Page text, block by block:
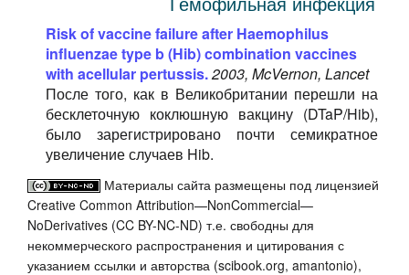
Risk of vaccine failure after Haemophilus
influenzae type b (Hib) combination vaccines
with acellular pertussis.2003, McVernon, Lancet
После того, как в Великобритании перешли на
бесклеточную коклюшную вакцину (DTaP/Hib),
было зарегистрировано почти семикратное
увеличение случаев Hib.
Материалы сайта размещены под лицензией
Creative Common Attribution—NonCommercial—
NoDerivatives (CC BY-NC-ND) т.е. свободны для
некоммерческого распространения и цитирования с
указанием ссылки и авторства (scibook.org, amantonio),